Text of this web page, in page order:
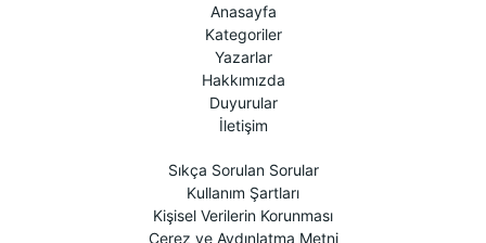
Anasayfa
Kategoriler
Yazarlar
Hakkımızda
Duyurular
İletişim
Sıkça Sorulan Sorular
Kullanım Şartları
Kişisel Verilerin Korunması
Çerez ve Aydınlatma Metni